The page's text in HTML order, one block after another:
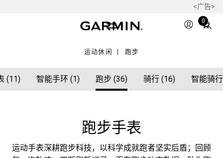
<广告>
0
Total
0
运动休闲 跑步
(11) 智能手环 (1) 跑步 (36) 骑行 (16) 智能骑
跑步手表
运动手表深耕跑步科技，以科学成就跑者坚实后盾；回顾